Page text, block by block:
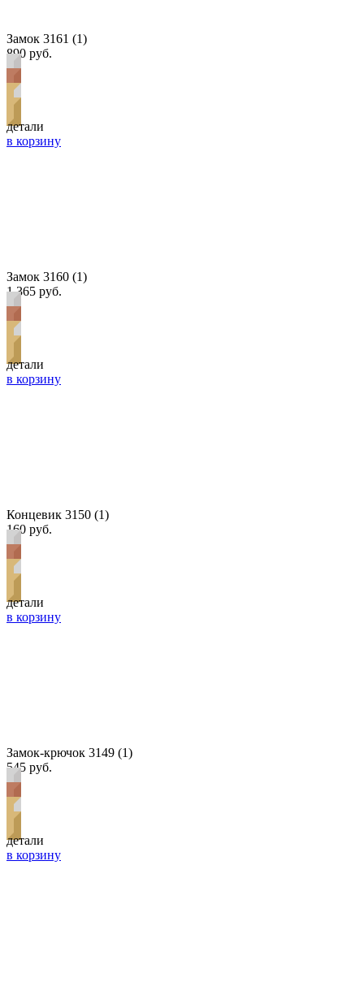
Замок 3161 (1)
890 руб.
детали
в корзину
Замок 3160 (1)
1 365 руб.
детали
в корзину
Концевик 3150 (1)
160 руб.
детали
в корзину
Замок-крючок 3149 (1)
545 руб.
детали
в корзину